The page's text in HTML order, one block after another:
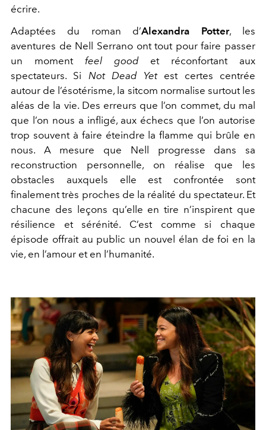
écrire.
Adaptées du roman d’Alexandra Potter, les
aventures de Nell Serrano ont tout pour faire passer
un moment feel goodet réconfortant aux
spectateurs. Si Not Dead Yet est certes centrée
autour de l’ésotérisme, la sitcom normalise surtout les
aléas de la vie. Des erreurs que l’on commet, du mal
que l’on nous a infligé, aux échecs que l’on autorise
trop souvent à faire éteindre la flamme qui brûle en
nous. A mesure que Nell progresse dans sa
reconstruction personnelle, on réalise que les
obstacles auxquels elle est confrontée sont
finalement très proches de la réalité du spectateur. Et
chacune des leçons qu’elle en tire n’inspirent que
résilience et sérénité. C’est comme si chaque
épisode offrait au public un nouvel élan de foi en la
vie, en l’amour et en l’humanité.